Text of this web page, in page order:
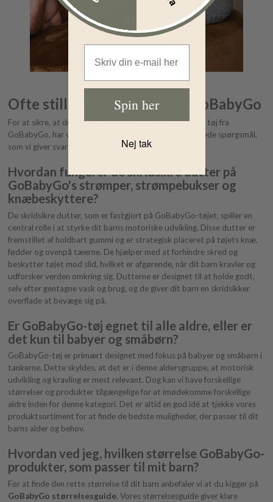
Ofte stillede spørgsmål om GoBabyGo
For at sikre, at du træffer det rigtige valg, når du køber tøj fra
GoBabyGo, har vi herunder oplistet nogle hyppigt stillede spørgsmål,
som vi giver svar på.
Hvordan fungerer de skridsikre dutter på
GoBabyGo's strømper, strømpebukser og
knæbeskyttere?
De skridsikre dutter, som er fastgjort på GoBabyGo-tøjet, spiller en
central rolle i at styrke dit barns motoriske udvikling. Disse dutter er
fremstillet af holdbart gummi og er strategisk placeret på tøjets knæ,
fødder og ovenpå tæerne. De hjælper med at forhindre skred og
beskytter tøjet mod slid, hvilket er afgørende, når dit barn kravler og
udforsker verden omkring sig. Dutterne er designet til at holde godt,
selv efter gentagne vask og brug, og de giver dit barn en skridsikker
overflade at bevæge sig på.
Er GoBabyGo-tøj egnet til alle aldre, eller er
det kun til babyer og småbørn?
GoBabyGo-tøj er primært designet med fokus på babyer og småbørn i
tankerne. Dette skyldes, at det er i denne aldersgruppe, at motorisk
udvikling og kravling er mest relevant. Dog kan vi have forskellige
størrelser og produkter tilgængelige for at imødekomme forskellige
aldre inden for denne kategori. Det er altid en god idé at tjekke vores
produktsortiment for at finde de bedste muligheder, der passer til dit
barns alder og behov.
Hvordan ved jeg, hvilken størrelse GoBabyGo-
produkter, som passer til mit barn?
For at finde den rette størrelse til dit barn anbefaler vi at du kigger på
GoBabyGo størrelsesguide. Vores størrelsesguide giver klare
Spin her
Nej tak